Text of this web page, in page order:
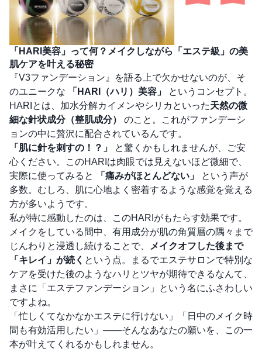
「HARI美容」って何？メイクしながら「エステ級」の美
肌ケアを叶える秘密
『V3ファンデーション』を語る上で欠かせないのが、そ
のユニークな
「HARI（ハリ）美容」
というコンセプト。
HARIとは、加水分解カイメンやシリカといった天然の微
細な針状成分（整肌成分）
のこと。これがファンデーシ
ョンの中に贅沢に配合されているんです。
「肌に針を刺すの！？」
と驚くかもしれませんが、ご安
心ください。このHARIは肉眼では見えないほど微細で、
実際に使ってみると
「痛みがほとんどない」
という声が
多数。むしろ、肌に心地よく密着するような感覚を覚える
方が多いようです。
私が特に感動したのは、このHARIがもたらす効果です。
メイクをしている間中、有用成分が肌の角質層の隅々まで
じんわりと浸透し続けることで、
メイクオフした後まで
「キレイ」が続く という点。まるでエステサロンで特別な
ケアを受けた後のようなハリとツヤが期待できるなんて、
まさに「エステファンデーション」という名にふさわしい
ですよね。
「忙しくてなかなかエステに行けない」「日中のメイク時
間も有効活用したい」――そんなあなたの願いを、この一
本が叶えてくれるかもしれません。